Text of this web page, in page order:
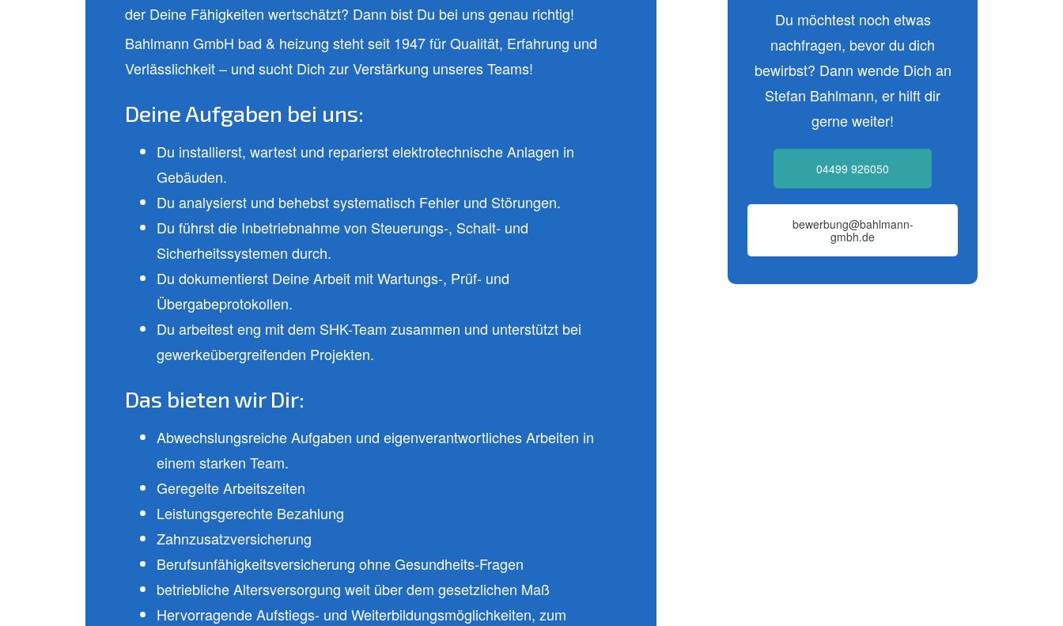
der Deine Fähigkeiten wertschätzt? Dann bist Du bei uns genau richtig!
Bahlmann GmbH bad & heizung steht seit 1947 für Qualität, Erfahrung und
Verlässlichkeit – und sucht Dich zur Verstärkung unseres Teams!
Deine Aufgaben bei uns:
Du installierst, wartest und reparierst elektrotechnische Anlagen in
Gebäuden.
Du analysierst und behebst systematisch Fehler und Störungen.
Du führst die Inbetriebnahme von Steuerungs-, Schalt- und
Sicherheitssystemen durch.
Du dokumentierst Deine Arbeit mit Wartungs-, Prüf- und
Übergabeprotokollen.
Du arbeitest eng mit dem SHK-Team zusammen und unterstützt bei
gewerkeübergreifenden Projekten.
Das bieten wir Dir:
Abwechslungsreiche Aufgaben und eigenverantwortliches Arbeiten in
einem starken Team.
Geregelte Arbeitszeiten
Leistungsgerechte Bezahlung
Zahnzusatzversicherung
Berufsunfähigkeitsversicherung ohne Gesundheits-Fragen
betriebliche Altersversorgung weit über dem gesetzlichen Maß
Hervorragende Aufstiegs- und Weiterbildungsmöglichkeiten, zum
Du möchtest noch etwas
nachfragen, bevor du dich
bewirbst? Dann wende Dich an
Stefan Bahlmann, er hilft dir
gerne weiter!
04499 926050
bewerbung@bahlmann-
gmbh.de